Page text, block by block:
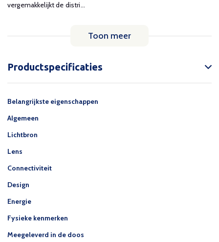
vergemakkelijkt de distri...
Toon meer
Productspecificaties
Belangrijkste eigenschappen
Algemeen
Lichtbron
Lens
Connectiviteit
Design
Energie
Fysieke kenmerken
Meegeleverd in de doos